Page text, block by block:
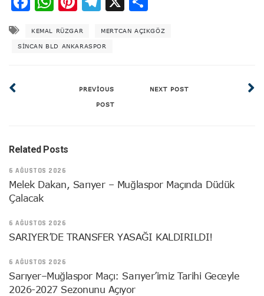
KEMAL RÜZGAR MERTCAN AÇIKGÖZ
SINCAN BLD ANKARASPOR
PREVIOUS
POST
NEXT POST
Related Posts
6 AĞUSTOS 2026
Melek Dakan, Sarıyer – Muğlaspor Maçında Düdük
Çalacak
6 AĞUSTOS 2026
SARIYER’DE TRANSFER YASAĞI KALDIRILDI!
6 AĞUSTOS 2026
Sarıyer–Muğlaspor Maçı: Sarıyer’imiz Tarihi Geceyle
2026-2027 Sezonunu Açıyor